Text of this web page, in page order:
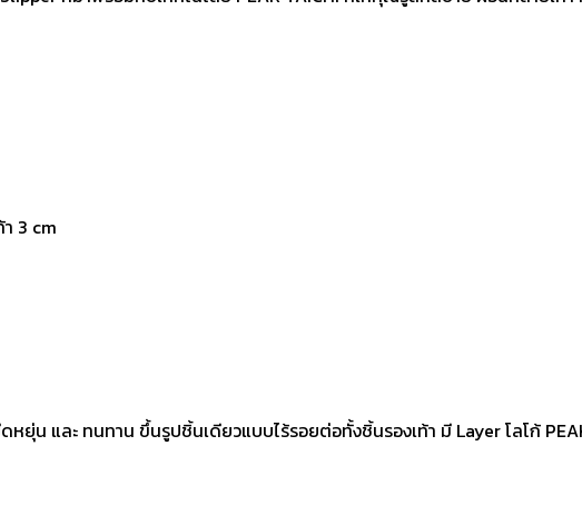
3 cm
น และ ทนทาน ขึ้นรูปชิ้นเดียวแบบไร้รอยต่อทั้งชิ้นรองเท้า มี Layer โลโก้